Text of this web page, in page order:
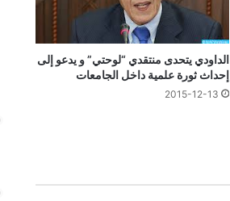
الداودي يتحدى منتقدي “لوحتي” و يدعو إلى
إحداث ثورة علمية داخل الجامعات
2015-12-13